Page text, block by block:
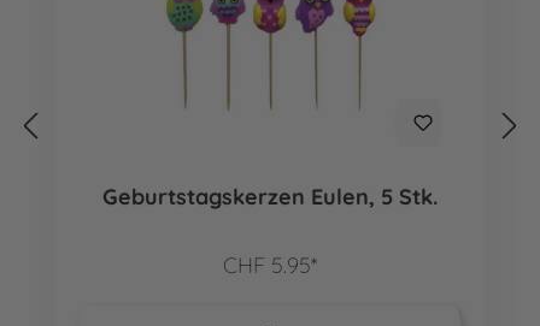
Geburtstagskerzen Eulen, 5 Stk.
CHF 5.95*